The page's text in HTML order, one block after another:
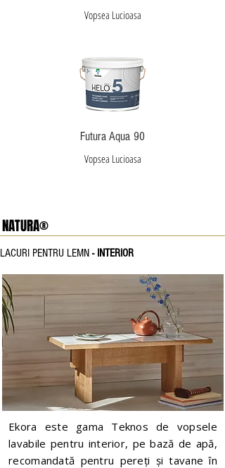
Vopsea Lucioasa
Futura Aqua 90
Vopsea Lucioasa
NATURA®
LACURI PENTRU LEMN - INTERIOR
Ekora este gama Teknos de vopsele
lavabile pentru interior, pe bază de apă,
recomandată pentru pereți și tavane în